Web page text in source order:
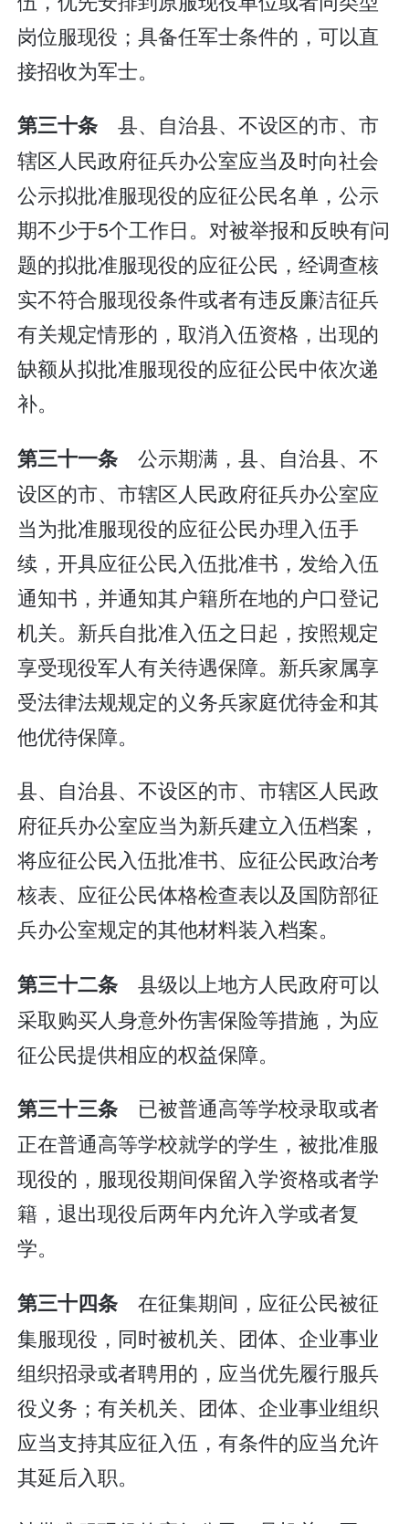
岗位服现役；具备任军士条件的，可以直
接招收为军士。
第三十条 县、自治县、不设区的市、市
辖区人民政府征兵办公室应当及时向社会
公示拟批准服现役的应征公民名单，公示
期不少于5个工作日。对被举报和反映有问
题的拟批准服现役的应征公民，经调查核
实不符合服现役条件或者有违反廉洁征兵
有关规定情形的，取消入伍资格，出现的
缺额从拟批准服现役的应征公民中依次递
补。
第三十一条 公示期满，县、自治县、不
设区的市、市辖区人民政府征兵办公室应
当为批准服现役的应征公民办理入伍手
续，开具应征公民入伍批准书，发给入伍
通知书，并通知其户籍所在地的户口登记
机关。新兵自批准入伍之日起，按照规定
享受现役军人有关待遇保障。新兵家属享
受法律法规规定的义务兵家庭优待金和其
他优待保障。
县、自治县、不设区的市、市辖区人民政
府征兵办公室应当为新兵建立入伍档案，
将应征公民入伍批准书、应征公民政治考
核表、应征公民体格检查表以及国防部征
兵办公室规定的其他材料装入档案。
第三十二条 县级以上地方人民政府可以
采取购买人身意外伤害保险等措施，为应
征公民提供相应的权益保障。
第三十三条 已被普通高等学校录取或者
正在普通高等学校就学的学生，被批准服
现役的，服现役期间保留入学资格或者学
籍，退出现役后两年内允许入学或者复
学。
第三十四条 在征集期间，应征公民被征
集服现役，同时被机关、团体、企业事业
组织招录或者聘用的，应当优先履行服兵
役义务；有关机关、团体、企业事业组织
应当支持其应征入伍，有条件的应当允许
其延后入职。